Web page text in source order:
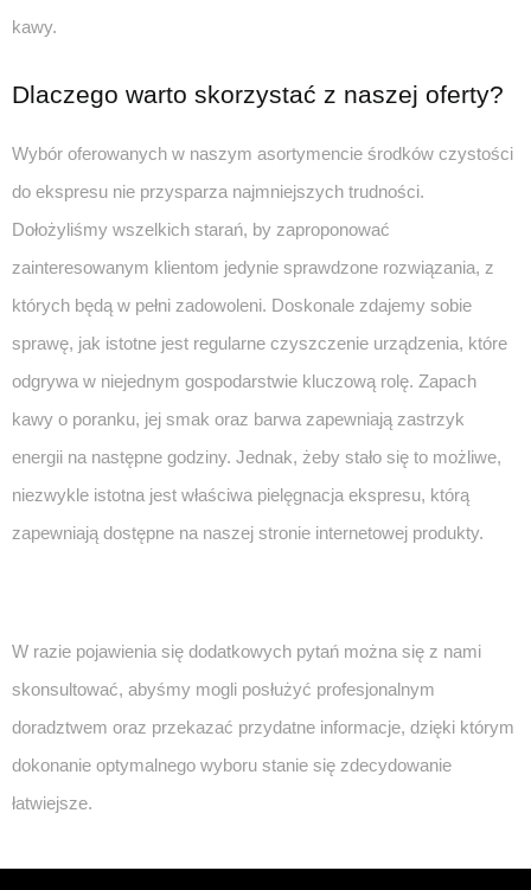
kawy.
Dlaczego warto skorzystać z naszej oferty?
Wybór oferowanych w naszym asortymencie środków czystości
do ekspresu nie przysparza najmniejszych trudności.
Dołożyliśmy wszelkich starań, by zaproponować
zainteresowanym klientom jedynie sprawdzone rozwiązania, z
których będą w pełni zadowoleni. Doskonale zdajemy sobie
sprawę, jak istotne jest regularne czyszczenie urządzenia, które
odgrywa w niejednym gospodarstwie kluczową rolę. Zapach
kawy o poranku, jej smak oraz barwa zapewniają zastrzyk
energii na następne godziny. Jednak, żeby stało się to możliwe,
niezwykle istotna jest właściwa pielęgnacja ekspresu, którą
zapewniają dostępne na naszej stronie internetowej produkty.
W razie pojawienia się dodatkowych pytań można się z nami
skonsultować, abyśmy mogli posłużyć profesjonalnym
doradztwem oraz przekazać przydatne informacje, dzięki którym
dokonanie optymalnego wyboru stanie się zdecydowanie
łatwiejsze.